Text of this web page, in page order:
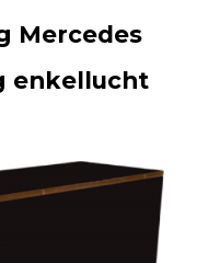
Mercedes
enkellucht